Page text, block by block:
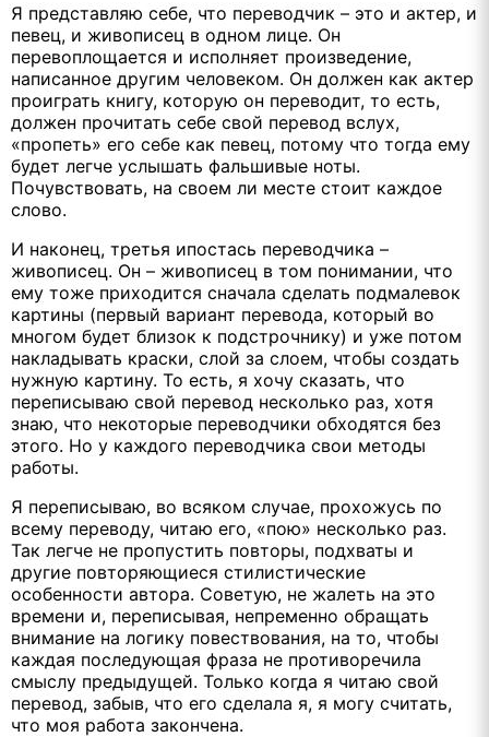
Я представляю себе, что переводчик – это и актер, и
певец, и живописец в одном лице. Он
перевоплощается и исполняет произведение,
написанное другим человеком. Он должен как актер
проиграть книгу, которую он переводит, то есть,
должен прочитать себе свой перевод вслух,
«пропеть» его себе как певец, потому что тогда ему
будет легче услышать фальшивые ноты.
Почувствовать, на своем ли месте стоит каждое
слово.
И наконец, третья ипостась переводчика –
живописец. Он – живописец в том понимании, что
ему тоже приходится сначала сделать подмалевок
картины (первый вариант перевода, который во
многом будет близок к подстрочнику) и уже потом
накладывать краски, слой за слоем, чтобы создать
нужную картину. То есть, я хочу сказать, что
переписываю свой перевод несколько раз, хотя
знаю, что некоторые переводчики обходятся без
этого. Но у каждого переводчика свои методы
работы.
Я переписываю, во всяком случае, прохожусь по
всему переводу, читаю его, «пою» несколько раз.
Так легче не пропустить повторы, подхваты и
другие повторяющиеся стилистические
особенности автора. Советую, не жалеть на это
времени и, переписывая, непременно обращать
внимание на логику повествования, на то, чтобы
каждая последующая фраза не противоречила
смыслу предыдущей. Только когда я читаю свой
перевод, забыв, что его сделала я, я могу считать,
что моя работа закончена.